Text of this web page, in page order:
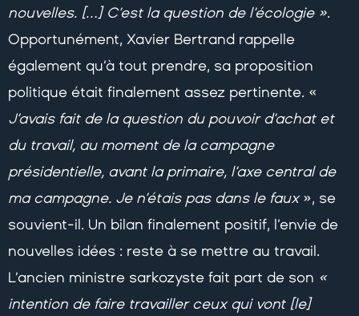
nouvelles. […] C’est la question de l’écologie »
Opportunément, Xavier Bertrand rappelle
également qu’à tout prendre, sa proposition
politique était finalement assez pertinente. «
J’avais fait de la question du pouvoir d’achat et
du travail, au moment de la campagne
présidentielle, avant la primaire, l’axe central de
ma campagne. Je n’étais pas dans le faux», se
souvient-il. Un bilan finalement positif, l’envie de
nouvelles idées : reste à se mettre au travail.
L’ancien ministre sarkozyste fait part de son «
intention de faire travailler ceux qui vont [le]